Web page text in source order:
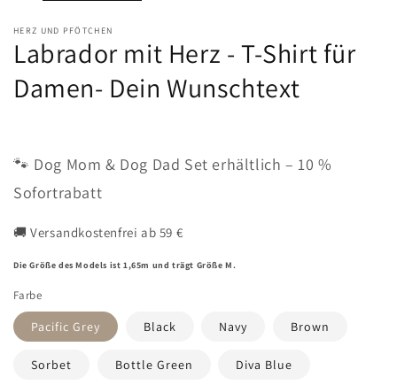
HERZ UND PFÖTCHEN
Labrador mit Herz - T-Shirt für
Damen- Dein Wunschtext
🐾 Dog Mom & Dog Dad Set erhältlich – 10 %
Sofortrabatt
🚚 Versandkostenfrei ab 59 €
Die Größe des Models ist 1,65m und trägt Größe M.
Farbe
Pacific Grey Black Navy Brown
Sorbet Bottle Green Diva Blue